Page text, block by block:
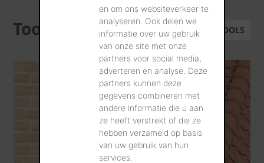
en om ons websiteverkeer te
analyseren. Ook delen we
informatie over uw gebruik
van onze site met onze
partners voor social media,
adverteren en analyse. Deze
partners kunnen deze
gegevens combineren met
andere informatie die u aan
ze heeft verstrekt of die ze
hebben verzameld op basis
van uw gebruik van hun
services.
Tools ALLE TOOLS